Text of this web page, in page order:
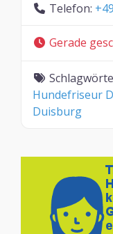
Telefon:
Gerade
Hundefriseur
Duisburg